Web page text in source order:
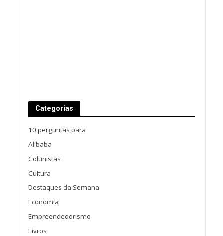
Categorias
10 perguntas para
Alibaba
Colunistas
Cultura
Destaques da Semana
Economia
Empreendedorismo
Livros